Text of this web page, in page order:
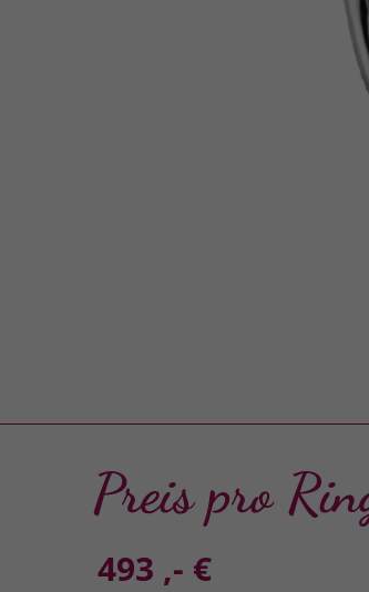
Preis pro
493 ,- €